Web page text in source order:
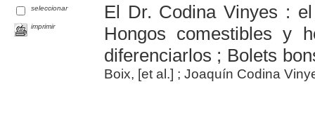
seleccionar
imprimir
El Dr. Codina Vinyes :
Hongos comestibles y
diferenciarlos ; Bolets
Boix, [et al.] ; Joaquín Codina